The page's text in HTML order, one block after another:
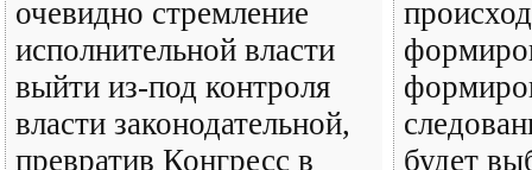
очевидно стремление
исполнительной власти
выйти из-под контроля
власти законодательной,
превратив Конгресс в
будет